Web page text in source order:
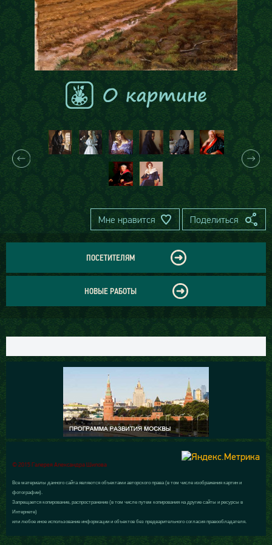
Мне нравится Поделиться
ПОСЕТИТЕЛЯМ
НОВЫЕ РАБОТЫ
© 2015 Галерея Александра Шилова
Все материалы данного сайта являются объектами авторского права (в том числе изображения картин и
фотографии).
Запрещается копирование, распространение (в том числе путем копирования на другие сайты и ресурсы в
Интернете)
или любое иное использование информации и объектов без предварительного согласия правообладателя.